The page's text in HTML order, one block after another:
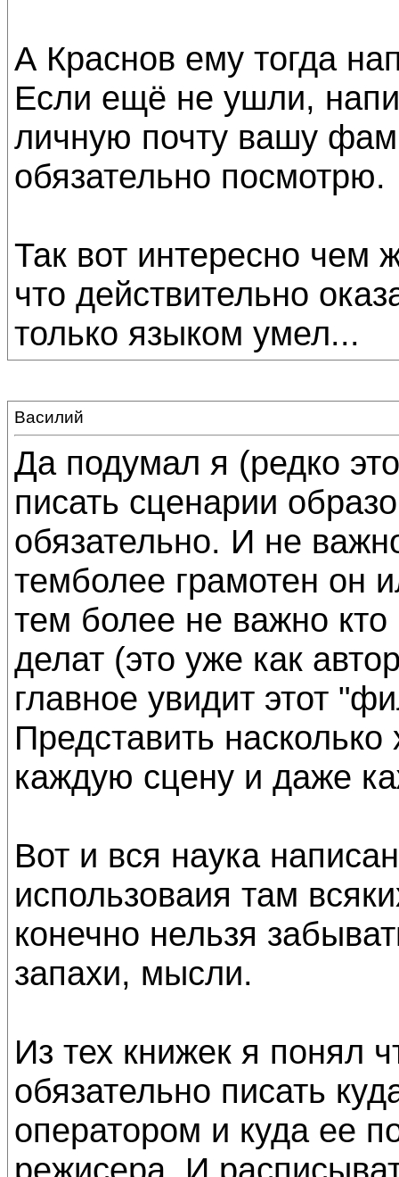
А Краснов ему тогда
Если ещё не ушли,
личную почту вашу
обязательно посмотрю.
Так вот интересно чем
что действительно
только языком умел...
Василий
Да подумал я (редко
писать сценарии
обязательно. И не
темболее грамотен он
тем более не важно кто
делат (это уже как
главное увидит этот
Представить
каждую сцену и даже
Вот и вся наука
использоваия там
конечно нельзя
запахи, мысли.
Из тех книжек я понял
обязательно писать
оператором и куда ее